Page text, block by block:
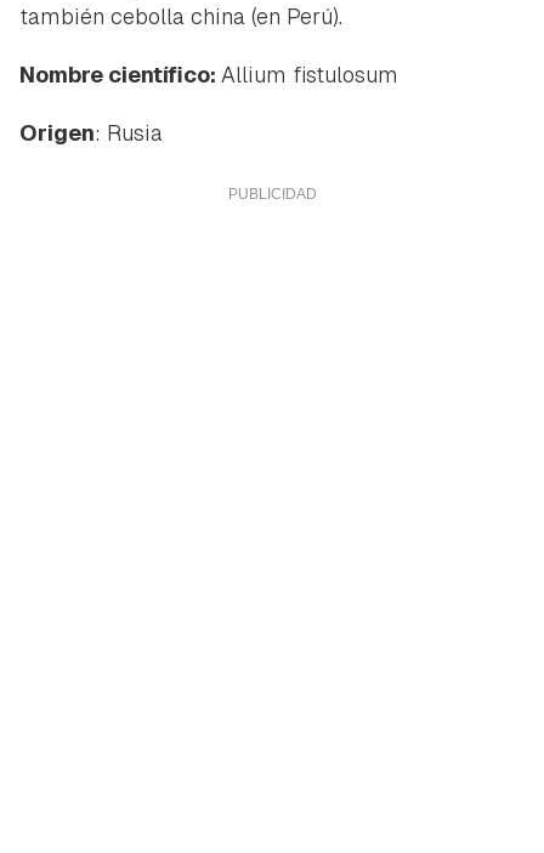
también cebolla china (en Perú).
Nombre científico: Allium fistulosum
Origen: Rusia